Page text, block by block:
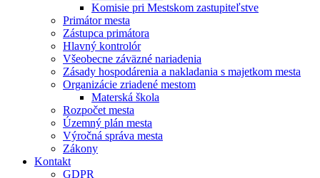
Komisie pri Mestskom zastupiteľstve
Primátor mesta
Zástupca primátora
Hlavný kontrolór
Všeobecne záväzné nariadenia
Zásady hospodárenia a nakladania s majetkom mesta
Organizácie zriadené mestom
Materská škola
Rozpočet mesta
Územný plán mesta
Výročná správa mesta
Zákony
Kontakt
GDPR